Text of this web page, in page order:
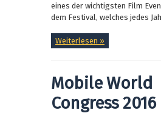
eines der wichtigsten Film
dem Festival, welches jedes
Weiterlesen »
Mobile World
Congress 2016